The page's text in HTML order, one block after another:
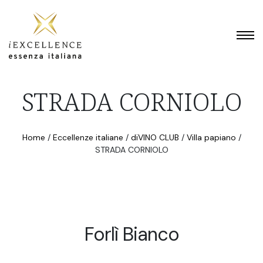
STRADA CORNIOLO
Home / Eccellenze italiane / diVINO CLUB / Villa papiano /
STRADA CORNIOLO
Forlì Bianco